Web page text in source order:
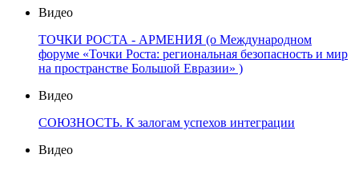
Видео
ТОЧКИ РОСТА - АРМЕНИЯ (о Международном
форуме «Точки Роста: региональная безопасность и мир
на пространстве Большой Евразии» )
Видео
СОЮЗНОСТЬ. К залогам успехов интеграции
Видео